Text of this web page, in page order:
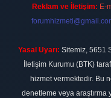
Reklam ve İletişim: E-
Yasal Uyarı: Sitemiz, 5651
İletişim Kurumu (BTK)
hizmet vermektedir. Bu
denetleme veya araştırma